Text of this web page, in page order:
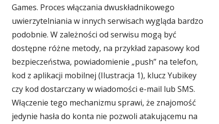
Games. Proces włączania dwuskładnikowego
uwierzytelniania w innych serwisach wygląda bardzo
podobnie. W zależności od serwisu mogą być
dostępne różne metody, na przykład zapasowy kod
bezpieczeństwa, powiadomienie „push” na telefon,
kod z aplikacji mobilnej (Ilustracja 1), klucz Yubikey
czy kod dostarczany w wiadomości e-mail lub SMS.
Włączenie tego mechanizmu sprawi, że znajomość
jedynie hasła do konta nie pozwoli atakującemu na